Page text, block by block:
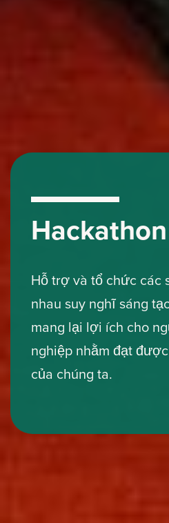
Hackathon
Hỗ trợ và tổ chức các
nhau suy nghĩ sáng
mang lại lợi ích cho
nghiệp nhằm đạt
của chúng ta.